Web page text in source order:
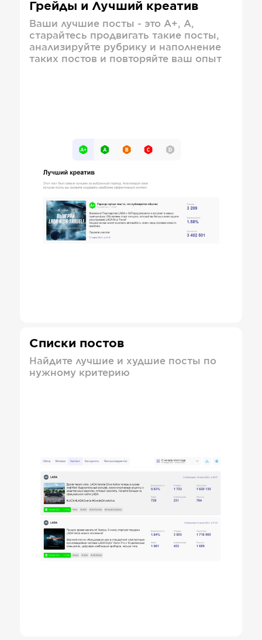
Грейды и Лучший креатив
Ваши лучшие посты - это А+, А,
старайтесь продвигать такие посты,
анализируйте рубрику и наполнение
таких постов и повторяйте ваш опыт
Списки постов
Найдите лучшие и худшие посты по
нужному критерию